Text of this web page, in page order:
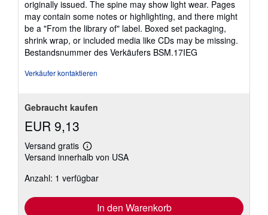
Sternen
originally issued. The spine may show light wear. Pages
may contain some notes or highlighting, and there might
be a "From the library of" label. Boxed set packaging,
shrink wrap, or included media like CDs may be missing.
Bestandsnummer des Verkäufers BSM.17IEG
Verkäufer kontaktieren
Gebraucht kaufen
EUR 9,13
Versand gratis
Weitere
Informationen
Versandkosten
Versand innerhalb von USA
Anzahl: 1 verfügbar
In den Warenkorb